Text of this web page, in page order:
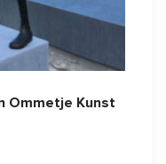
Ommetje Kunst